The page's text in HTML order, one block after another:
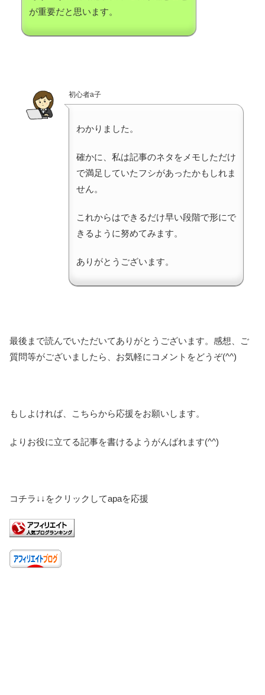
が重要だと思います。
初心者a子
わかりました。
確かに、私は記事のネタをメモしただけ
で満足していたフシがあったかもしれま
せん。
これからはできるだけ早い段階で形にで
きるように努めてみます。
ありがとうございます。
最後まで読んでいただいてありがとうございます。感想、ご
質問等がございましたら、お気軽にコメントをどうぞ(^^)
もしよければ、こちらから応援をお願いします。
よりお役に立てる記事を書けるようがんばれます(^^)
コチラ↓↓をクリックしてapaを応援